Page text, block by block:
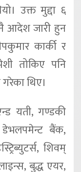
उक्त मुद्दा ६
आदेश जारी हुन
कार्की र
तोकिए पनि
थिए।
यती, गण्डकी
डेभलपमेन्ट बैंक,
शिवम्
बुद्ध एयर,